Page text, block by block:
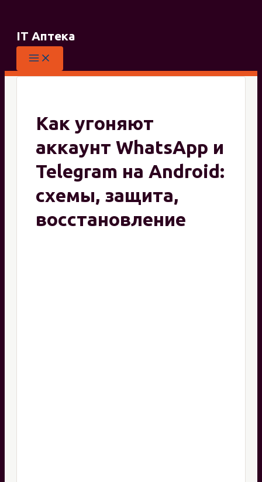
содержимому
IT Аптека
Как угоняют
аккаунт WhatsApp и
Telegram на Android:
схемы, защита,
восстановление